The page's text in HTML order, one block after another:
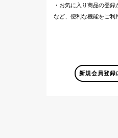
・お気に入り商品の登録
など、便利な機能をご利
新規会員登録